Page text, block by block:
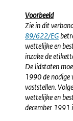
Voorbeeld
Zie in dit
89/622/EG
wettelijke en
inzake de
De lidstaten
1990 de nodige
vaststellen.
wettelijke en
december 1991